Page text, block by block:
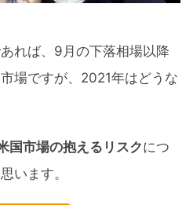
れば、9月の下落相場以降
場ですが、2021年はどうな
国市場の抱えるリスクにつ
います。